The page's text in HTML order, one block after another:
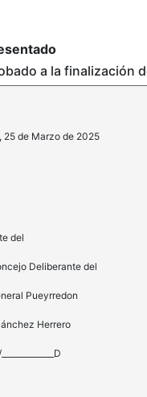
a la finalización
25 de Marzo de 2025
del
Deliberante del
Pueyrredon
Herrero